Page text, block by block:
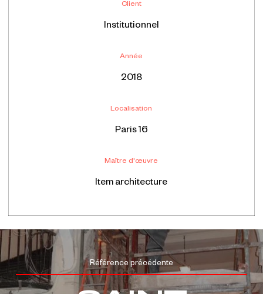
Client
Institutionnel
Année
2018
Localisation
Paris 16
Maître d'œuvre
Item architecture
Référence précédente